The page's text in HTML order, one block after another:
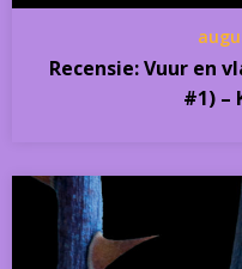
Recensie: Vuur en
#1) –